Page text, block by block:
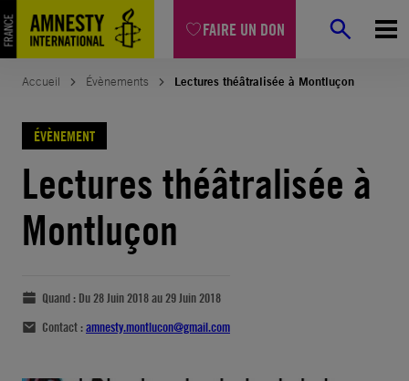
FAIRE UN DON
Accueil Évènements Lectures théâtralisée à Montluçon
ÉVÈNEMENT
Lectures théâtralisée à
Montluçon
Quand : Du 28 Juin 2018 au 29 Juin 2018
Contact :amnesty.montlucon@gmail.com